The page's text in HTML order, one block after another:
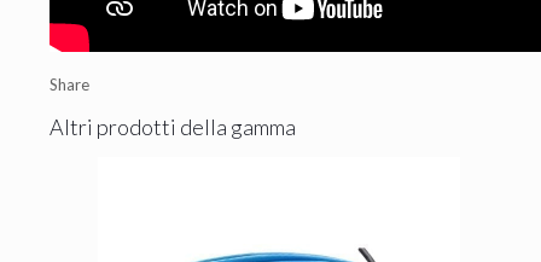
Share
Altri prodotti della gamma